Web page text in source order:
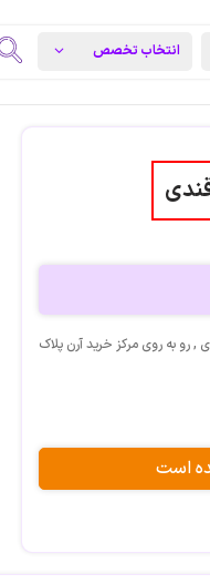
, رو به روی مرکز خرید آرن پلاک
است